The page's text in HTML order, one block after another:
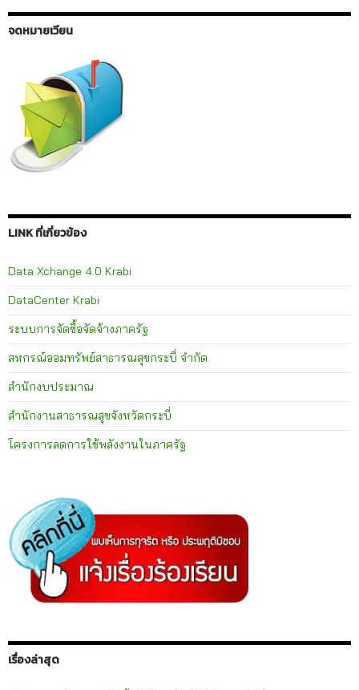
จดหมายเวียน
LINK ที่เกี่ยวข้อง
Data Xchange 4.0 Krabi
DataCenter Krabi
ระบบการจัดซื้อจัดจ้างภาครัฐ
สหกรณ์ออมทรัพย์สาธารณสุขกระบี่ จำกัด
สำนักงบประมาณ
สำนักงานสาธารณสุขจังหวัดกระบี่
โครงการลดการใช้พลังงานในภาครัฐ
เรื่องล่าสุด